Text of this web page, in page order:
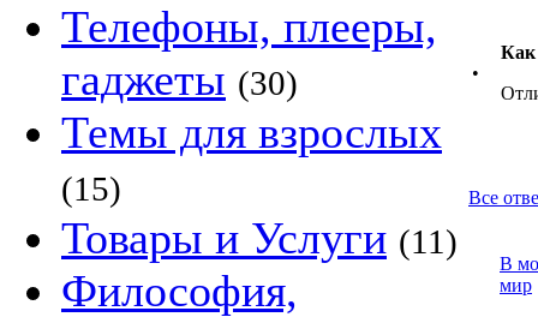
Телефоны, плееры,
гаджеты (30)
Темы для взрослых
(15)
Товары и Услуги (11)
Философия,
•
Как
Все
В
мир